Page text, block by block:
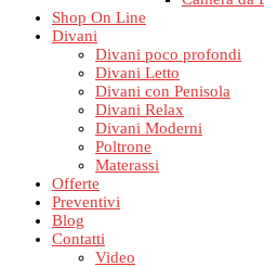
Shop On Line
Divani
Divani poco profondi
Divani Letto
Divani con Penisola
Divani Relax
Divani Moderni
Poltrone
Materassi
Offerte
Preventivi
Blog
Contatti
Video